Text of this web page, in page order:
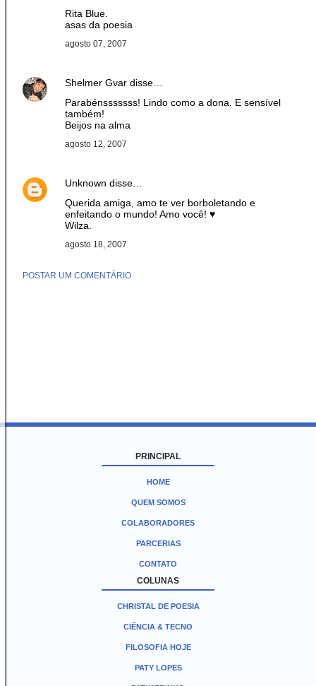
Rita Blue.
asas da poesia
agosto 07, 2007
Shelmer Gvar disse…
Parabénsssssss! Lindo como a dona. E sensível
também!
Beijos na alma
agosto 12, 2007
Unknown disse…
Querida amiga, amo te ver borboletando e
enfeitando o mundo! Amo você! ♥
Wilza.
agosto 18, 2007
POSTAR UM COMENTÁRIO
PRINCIPAL
HOME
QUEM SOMOS
COLABORADORES
PARCERIAS
CONTATO
COLUNAS
CHRISTAL DE POESIA
CIÊNCIA & TECNO
FILOSOFIA HOJE
PATY LOPES